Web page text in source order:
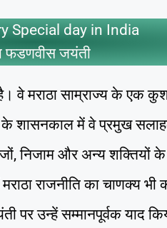
Special day in India
फडणवीस जयंती
वे मराठा साम्राज्य के एक
शासनकाल में वे प्रमुख
निजाम और अन्य शक्तियों के
राजनीति का चाणक्य
पर उन्हें सम्मानपूर्वक याद